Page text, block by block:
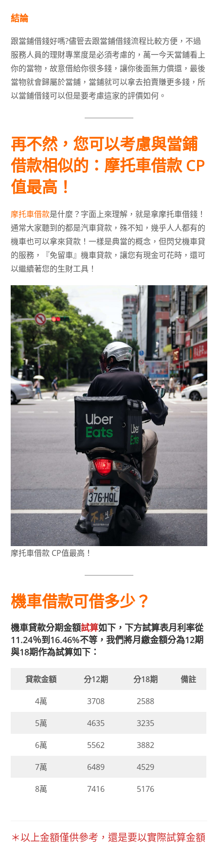
結論
跟當鋪借錢好嗎?儘管去跟當鋪借錢流程比較方便，不過
服務人員的理財專業度是必須考慮的，萬一今天當鋪看上
你的當物，故意借給你很多錢，讓你後面無力償還，最後
當物就會歸屬於當鋪，當鋪就可以拿去拍賣賺更多錢，所
以當鋪借錢可以但是要考慮這家的評價如何。
再不然，您可以考慮與當鋪
借款相似的：摩托車借款 CP
值最高！
摩托車借款是什麼？字面上來理解，就是拿摩托車借錢！
通常大家聽到的都是汽車貸款，殊不知，幾乎人人都有的
機車也可以拿來貸款！一樣是典當的概念，但閃兌機車貸
的服務，『免留車』機車貸款，讓您有現金可花時，還可
以繼續著您的生財工具！
摩托車借款 CP值最高！
機車借款可借多少？
機車貸款分期金額試算如下，下方試算表月利率從
11.24％到16.46%不等，我們將月繳金額分為12期
與18期作為試算如下：
貸款金額 分12期 分18期 備註
4萬 3708 2588
5萬 4635 3235
6萬 5562 3882
7萬 6489 4529
8萬 7416 5176
＊以上金額僅供參考，還是要以實際試算金額